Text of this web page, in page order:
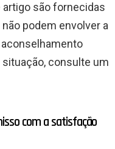
são fornecidas
podem envolver a
aconselhamento
situação, consulte um
com a satisfação